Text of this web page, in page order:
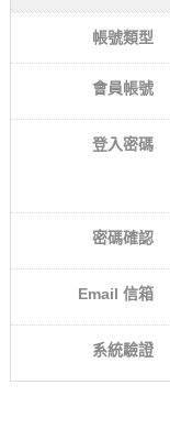
帳號類型
會員帳號
登入密碼
密碼確認
Email 信箱
系統驗證